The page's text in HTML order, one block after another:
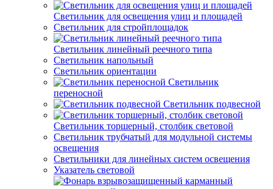
Светильник для освещения улиц и площадей
Светильник для стройплощадок
Светильник линейный реечного типа
Светильник напольный
Светильник ориентации
Светильник
переносной
Светильник подвесной
Светильник торшерный, столбик световой
Светильник трубчатый для модульной системы
освещения
Светильники для линейных систем освещения
Указатель световой